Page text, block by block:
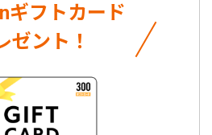
ギフトカード
ゼント！